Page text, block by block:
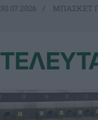
30.07.2026 ΜΠΑΣΚΕΤ